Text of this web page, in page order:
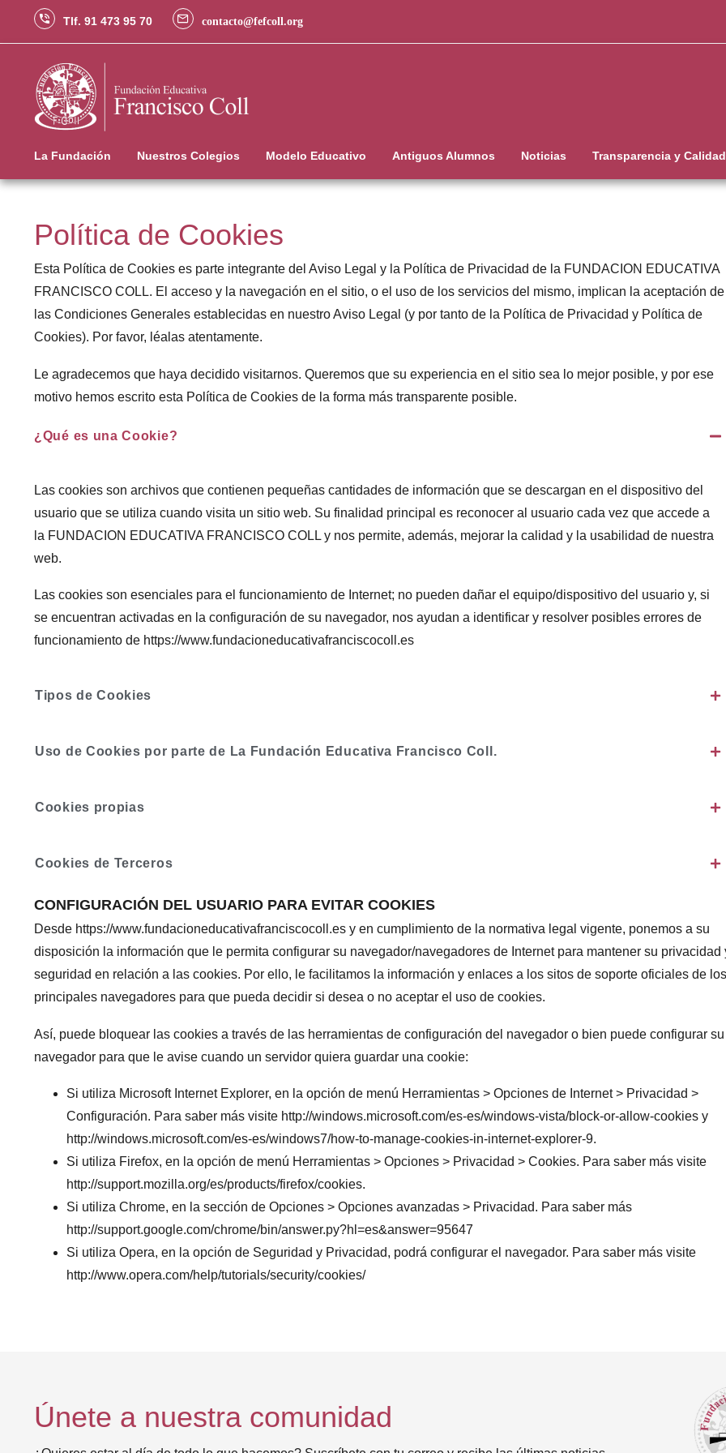
Tlf. 91 473 95 70 contacto@fefcoll.org
La Fundación Nuestros Colegios Modelo Educativo Antiguos Alumnos Noticias Transparencia y Calidad
Política de Cookies
Esta Política de Cookies es parte integrante del Aviso Legal y la Política de Privacidad de la FUNDACION EDUCATIVA
FRANCISCO COLL. El acceso y la navegación en el sitio, o el uso de los servicios del mismo, implican la aceptación de
las Condiciones Generales establecidas en nuestro Aviso Legal (y por tanto de la Política de Privacidad y Política de
Cookies). Por favor, léalas atentamente.
Le agradecemos que haya decidido visitarnos. Queremos que su experiencia en el sitio sea lo mejor posible, y por ese
motivo hemos escrito esta Política de Cookies de la forma más transparente posible.
¿Qué es una Cookie?
Las cookies son archivos que contienen pequeñas cantidades de información que se descargan en el dispositivo del
usuario que se utiliza cuando visita un sitio web. Su finalidad principal es reconocer al usuario cada vez que accede a
la FUNDACION EDUCATIVA FRANCISCO COLL y nos permite, además, mejorar la calidad y la usabilidad de nuestra
web.
Las cookies son esenciales para el funcionamiento de Internet; no pueden dañar el equipo/dispositivo del usuario y, si
se encuentran activadas en la configuración de su navegador, nos ayudan a identificar y resolver posibles errores de
funcionamiento de https://www.fundacioneducativafranciscocoll.es
Tipos de Cookies
Uso de Cookies por parte de La Fundación Educativa Francisco Coll.
Cookies propias
Cookies de Terceros
CONFIGURACIÓN DEL USUARIO PARA EVITAR COOKIES
Desde https://www.fundacioneducativafranciscocoll.es y en cumplimiento de la normativa legal vigente, ponemos a su
disposición la información que le permita configurar su navegador/navegadores de Internet para mantener su privacidad
seguridad en relación a las cookies. Por ello, le facilitamos la información y enlaces a los sitos de soporte oficiales de los
principales navegadores para que pueda decidir si desea o no aceptar el uso de cookies.
Así, puede bloquear las cookies a través de las herramientas de configuración del navegador o bien puede configurar su
navegador para que le avise cuando un servidor quiera guardar una cookie:
Si utiliza Microsoft Internet Explorer, en la opción de menú Herramientas > Opciones de Internet > Privacidad >
Configuración. Para saber más visite http://windows.microsoft.com/es-es/windows-vista/block-or-allow-cookies y
http://windows.microsoft.com/es-es/windows7/how-to-manage-cookies-in-internet-explorer-9.
Si utiliza Firefox, en la opción de menú Herramientas > Opciones > Privacidad > Cookies. Para saber más visite
http://support.mozilla.org/es/products/firefox/cookies.
Si utiliza Chrome, en la sección de Opciones > Opciones avanzadas > Privacidad. Para saber más
http://support.google.com/chrome/bin/answer.py?hl=es&answer=95647
Si utiliza Opera, en la opción de Seguridad y Privacidad, podrá configurar el navegador. Para saber más visite
http://www.opera.com/help/tutorials/security/cookies/
Únete a nuestra comunidad